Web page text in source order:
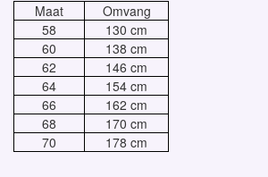
Maat
Omvang
58
130 cm
60
138 cm
62
146 cm
64
154 cm
66
162 cm
68
170 cm
70
178 cm